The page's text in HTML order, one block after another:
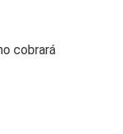
cobrará